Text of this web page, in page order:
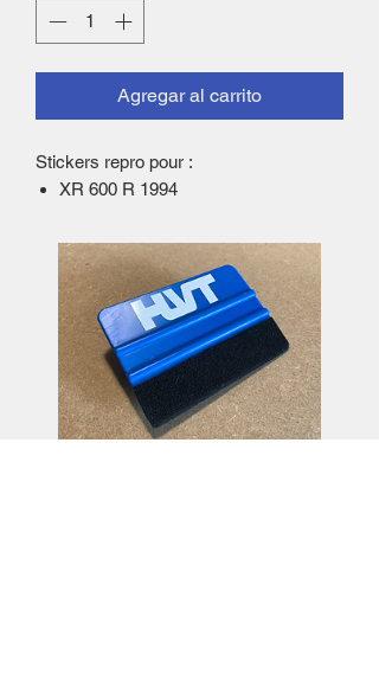
Agregar al carrito
Stickers repro pour :
XR 600 R 1994